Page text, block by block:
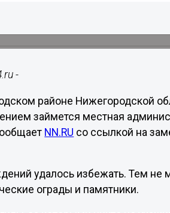
-
районе Нижегородской
займется местная
NN.RU со ссылкой на
удалось избежать. Тем не
ограды и памятники.